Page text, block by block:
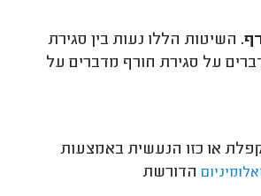
השיטות הללו נעות בין סגירת
על סגירת חורף מדברים על
או כזו הנעשית באמצעות
הדורשת